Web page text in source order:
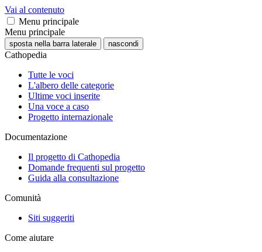
Vai al contenuto
Menu principale
Menu principale
sposta nella barra laterale nascondi
Cathopedia
Tutte le voci
L'albero delle categorie
Ultime voci inserite
Una voce a caso
Progetto internazionale
Documentazione
Il progetto di Cathopedia
Domande frequenti sul progetto
Guida alla consultazione
Comunità
Siti suggeriti
Come aiutare